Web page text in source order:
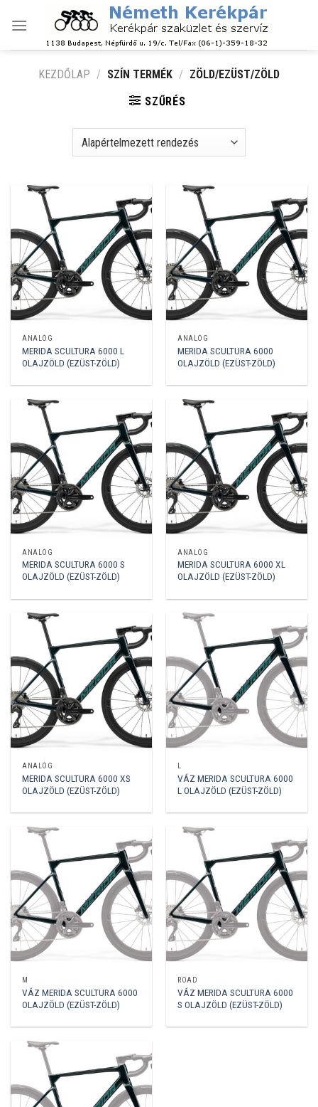
KEZDŐLAP / SZÍN TERMÉK / ZÖLD/EZÜST/ZÖLD
SZŰRÉS
ANALÓG
MERIDA SCULTURA 6000 L
OLAJZÖLD (EZÜST-ZÖLD)
ANALÓG
MERIDA SCULTURA 6000
OLAJZÖLD (EZÜST-ZÖLD)
ANALÓG
MERIDA SCULTURA 6000 S
OLAJZÖLD (EZÜST-ZÖLD)
ANALÓG
MERIDA SCULTURA 6000 XL
OLAJZÖLD (EZÜST-ZÖLD)
ANALÓG
MERIDA SCULTURA 6000 XS
OLAJZÖLD (EZÜST-ZÖLD)
L
VÁZ MERIDA SCULTURA 6000
L OLAJZÖLD (EZÜST-ZÖLD)
M
VÁZ MERIDA SCULTURA 6000
OLAJZÖLD (EZÜST-ZÖLD)
ROAD
VÁZ MERIDA SCULTURA 6000
S OLAJZÖLD (EZÜST-ZÖLD)